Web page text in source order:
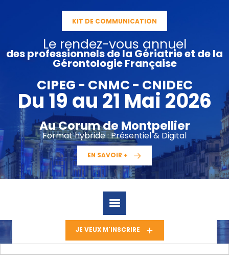
KIT DE COMMUNICATION
Le rendez-vous annuel
des professionnels de la Gériatrie et de la
Gérontologie Française
CIPEG - CNMC - CNIDEC
Du 19 au 21 Mai 2026
Au Corum de Montpellier
Format hybride : Présentiel & Digital
EN SAVOIR +
JE VEUX M'INSCRIRE